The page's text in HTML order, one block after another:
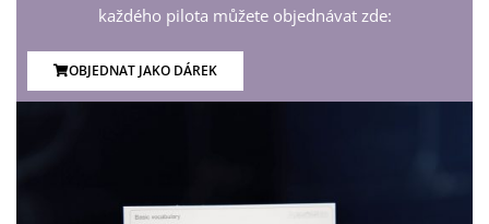
každého pilota můžete objednávat zde:
OBJEDNAT JAKO DÁREK